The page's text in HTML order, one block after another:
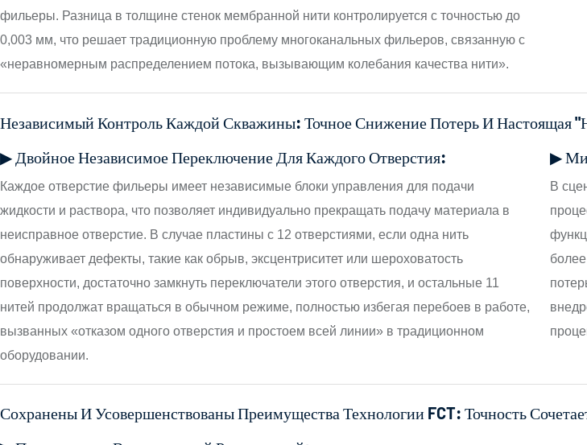
фильеры. Разница в толщине стенок мембранной нити контролируется с точностью до
0,003 мм, что решает традиционную проблему многоканальных фильеров, связанную с
«неравномерным распределением потока, вызывающим колебания качества нити».
Независимый Контроль Каждой Скважины: Точное Снижение Потерь И Настоящая
▶ Двойное Независимое Переключение Для Каждого Отверстия:
Каждое отверстие фильеры имеет независимые блоки управления для подачи
жидкости и раствора, что позволяет индивидуально прекращать подачу материала в
неисправное отверстие. В случае пластины с 12 отверстиями, если одна нить
обнаруживает дефекты, такие как обрыв, эксцентриситет или шероховатость
поверхности, достаточно замкнуть переключатели этого отверстия, и остальные 11
нитей продолжат вращаться в обычном режиме, полностью избегая перебоев в работе,
вызванных «отказом одного отверстия и простоем всей линии» в традиционном
оборудовании.
▶
В
Сохранены И Усовершенствованы Преимущества Технологии FCT: Точность